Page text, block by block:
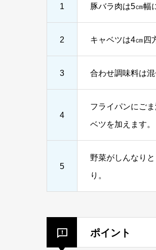
1 豚バラ肉は5㎝幅
2 キャベツは4㎝四
3 合わせ調味料は混
4
フライパンにご
ベツを加えます。
5
野菜がしんなり
り。
ポイント